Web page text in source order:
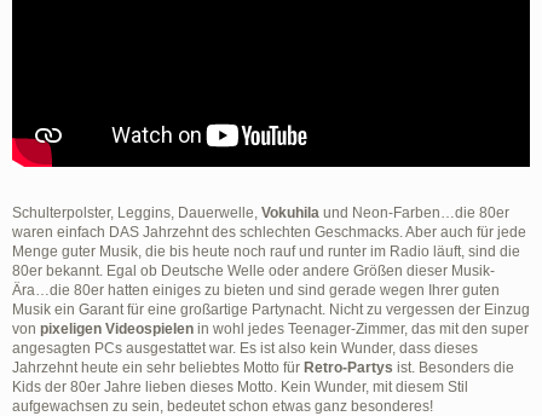
Schulterpolster, Leggins, Dauerwelle, Vokuhila und Neon-Farben…die 80er
waren einfach DAS Jahrzehnt des schlechten Geschmacks. Aber auch für jede
Menge guter Musik, die bis heute noch rauf und runter im Radio läuft, sind die
80er bekannt. Egal ob Deutsche Welle oder andere Größen dieser Musik-
Ära…die 80er hatten einiges zu bieten und sind gerade wegen Ihrer guten
Musik ein Garant für eine großartige Partynacht. Nicht zu vergessen der Einzug
von pixeligen Videospielen in wohl jedes Teenager-Zimmer, das mit den super
angesagten PCs ausgestattet war. Es ist also kein Wunder, dass dieses
Jahrzehnt heute ein sehr beliebtes Motto für Retro-Partys ist. Besonders die
Kids der 80er Jahre lieben dieses Motto. Kein Wunder, mit diesem Stil
aufgewachsen zu sein, bedeutet schon etwas ganz besonderes!